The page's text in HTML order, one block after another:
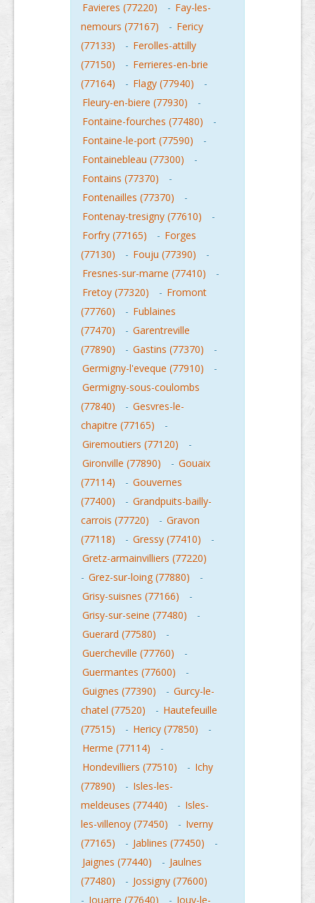
Favieres (77220)
- Fay-les-
nemours (77167)
- Fericy
(77133)
- Ferolles-attilly
(77150)
- Ferrieres-en-brie
(77164)
- Flagy (77940)
-
Fleury-en-biere (77930)
-
Fontaine-fourches (77480)
-
Fontaine-le-port (77590)
-
Fontainebleau (77300)
-
Fontains (77370)
-
Fontenailles (77370)
-
Fontenay-tresigny (77610)
-
Forfry (77165)
- Forges
(77130)
- Fouju (77390)
-
Fresnes-sur-marne (77410)
-
Fretoy (77320)
- Fromont
(77760)
- Fublaines
(77470)
- Garentreville
(77890)
- Gastins (77370)
-
Germigny-l'eveque (77910)
-
Germigny-sous-coulombs
(77840)
- Gesvres-le-
chapitre (77165)
-
Giremoutiers (77120)
-
Gironville (77890)
- Gouaix
(77114)
- Gouvernes
(77400)
- Grandpuits-bailly-
carrois (77720)
- Gravon
(77118)
- Gressy (77410)
-
Gretz-armainvilliers (77220)
- Grez-sur-loing (77880)
-
Grisy-suisnes (77166)
-
Grisy-sur-seine (77480)
-
Guerard (77580)
-
Guercheville (77760)
-
Guermantes (77600)
-
Guignes (77390)
- Gurcy-le-
chatel (77520)
- Hautefeuille
(77515)
- Hericy (77850)
-
Herme (77114)
-
Hondevilliers (77510)
- Ichy
(77890)
- Isles-les-
meldeuses (77440)
- Isles-
les-villenoy (77450)
- Iverny
(77165)
- Jablines (77450)
-
Jaignes (77440)
- Jaulnes
(77480)
- Jossigny (77600)
- Jouarre (77640) - Jouy-le-